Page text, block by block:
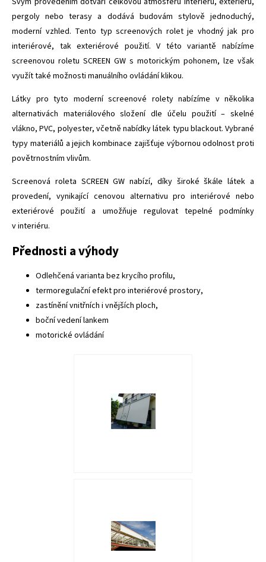
pergoly nebo terasy a dodává budovám stylově jednoduchý,
moderní vzhled. Tento typ screenových rolet je vhodný jak pro
interiérové, tak exteriérové použití. V této variantě nabízíme
screenovou roletu SCREEN GW s motorickým pohonem, lze však
využít také možnosti manuálního ovládání klikou.
Látky pro tyto moderní screenové rolety nabízíme v několika
alternativách materiálového složení dle účelu použití – skelné
vlákno, PVC, polyester, včetně nabídky látek typu blackout. Vybrané
typy materiálů a jejich kombinace zajišťuje výbornou odolnost proti
povětrnostním vlivům.
Screenová roleta SCREEN GW nabízí, díky široké škále látek a
provedení, vynikající cenovou alternativu pro interiérové nebo
exteriérové použití a umožňuje regulovat tepelné podmínky
v interiéru.
Přednosti a výhody
Odlehčená varianta bez krycího profilu,
termoregulační efekt pro interiérové prostory,
zastínění vnitřních i vnějších ploch,
boční vedení lankem
motorické ovládání